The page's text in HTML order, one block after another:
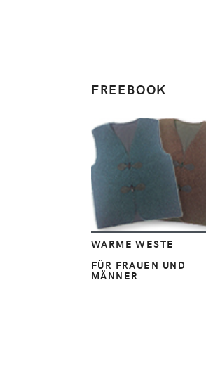
FREEBOOK
Ansehen
WARME WESTE
FÜR FRAUEN UND
MÄNNER